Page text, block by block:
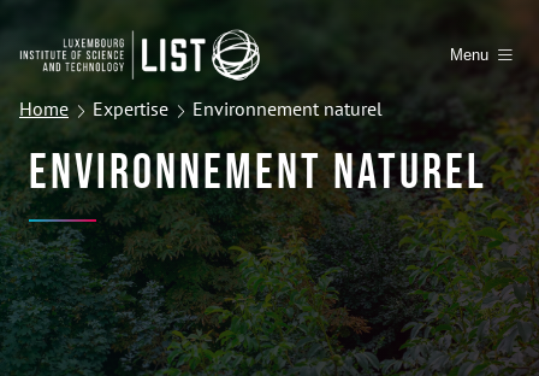
Menu
Home Expertise Environnement naturel
Environnement naturel